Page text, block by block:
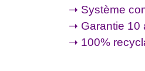
➝ Système
➝ Garantie 10
➝ 100%